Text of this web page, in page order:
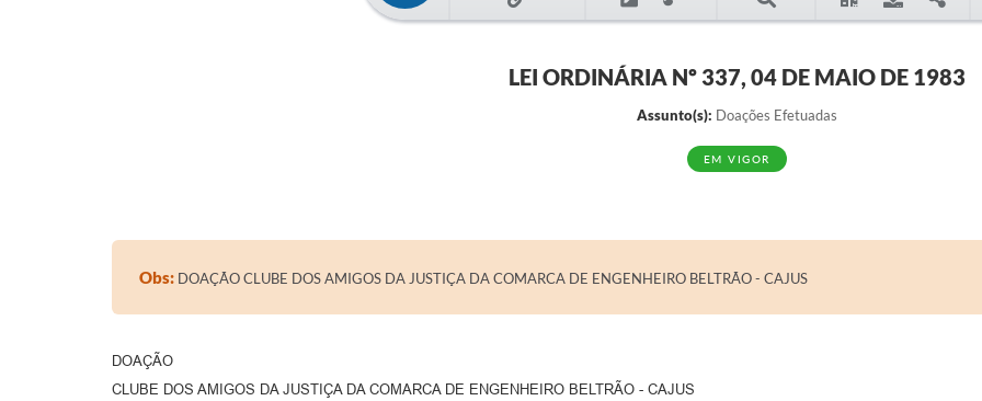
LEI ORDINÁRIA Nº 337, 04 DE MAIO DE 1983
Assunto(s): Doações Efetuadas
EM VIGOR
Obs: DOAÇÃO CLUBE DOS AMIGOS DA JUSTIÇA DA COMARCA DE ENGENHEIRO BELTRÃO - CAJUS
DOAÇÃO
CLUBE DOS AMIGOS DA JUSTIÇA DA COMARCA DE ENGENHEIRO BELTRÃO - CAJUS